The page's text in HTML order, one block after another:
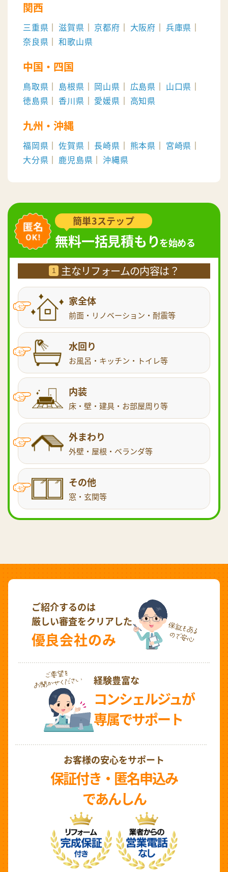
簡単3ステップ
無料一括見積もりを始める
1 主なリフォームの内容は？
家全体
前面・リノベーション・耐震等
水回り
お風呂・キッチン・トイレ等
内装
床・壁・建具・お部屋周り等
外まわり
外壁・屋根・ベランダ等
その他
窓・玄関等
関西
三重県 滋賀県 京都府 大阪府
兵庫県
奈良県
和歌山県
中国・四国
鳥取県 島根県 岡山県 広島県
山口県
徳島県
香川県 愛媛県 高知県
九州・沖縄
福岡県 佐賀県 長崎県 熊本県
宮崎県
大分県
鹿児島県 沖縄県
ご紹介するのは
厳しい審査をクリアした
優良会社のみ
経験豊富な
コンシェルジュが
専属でサポート
お客様の安心をサポート
保証付き・匿名申込み
であんしん